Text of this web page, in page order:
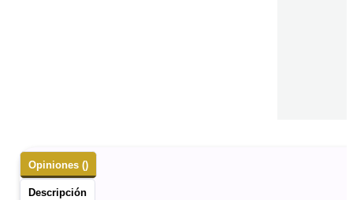
Opiniones ()
Descripción